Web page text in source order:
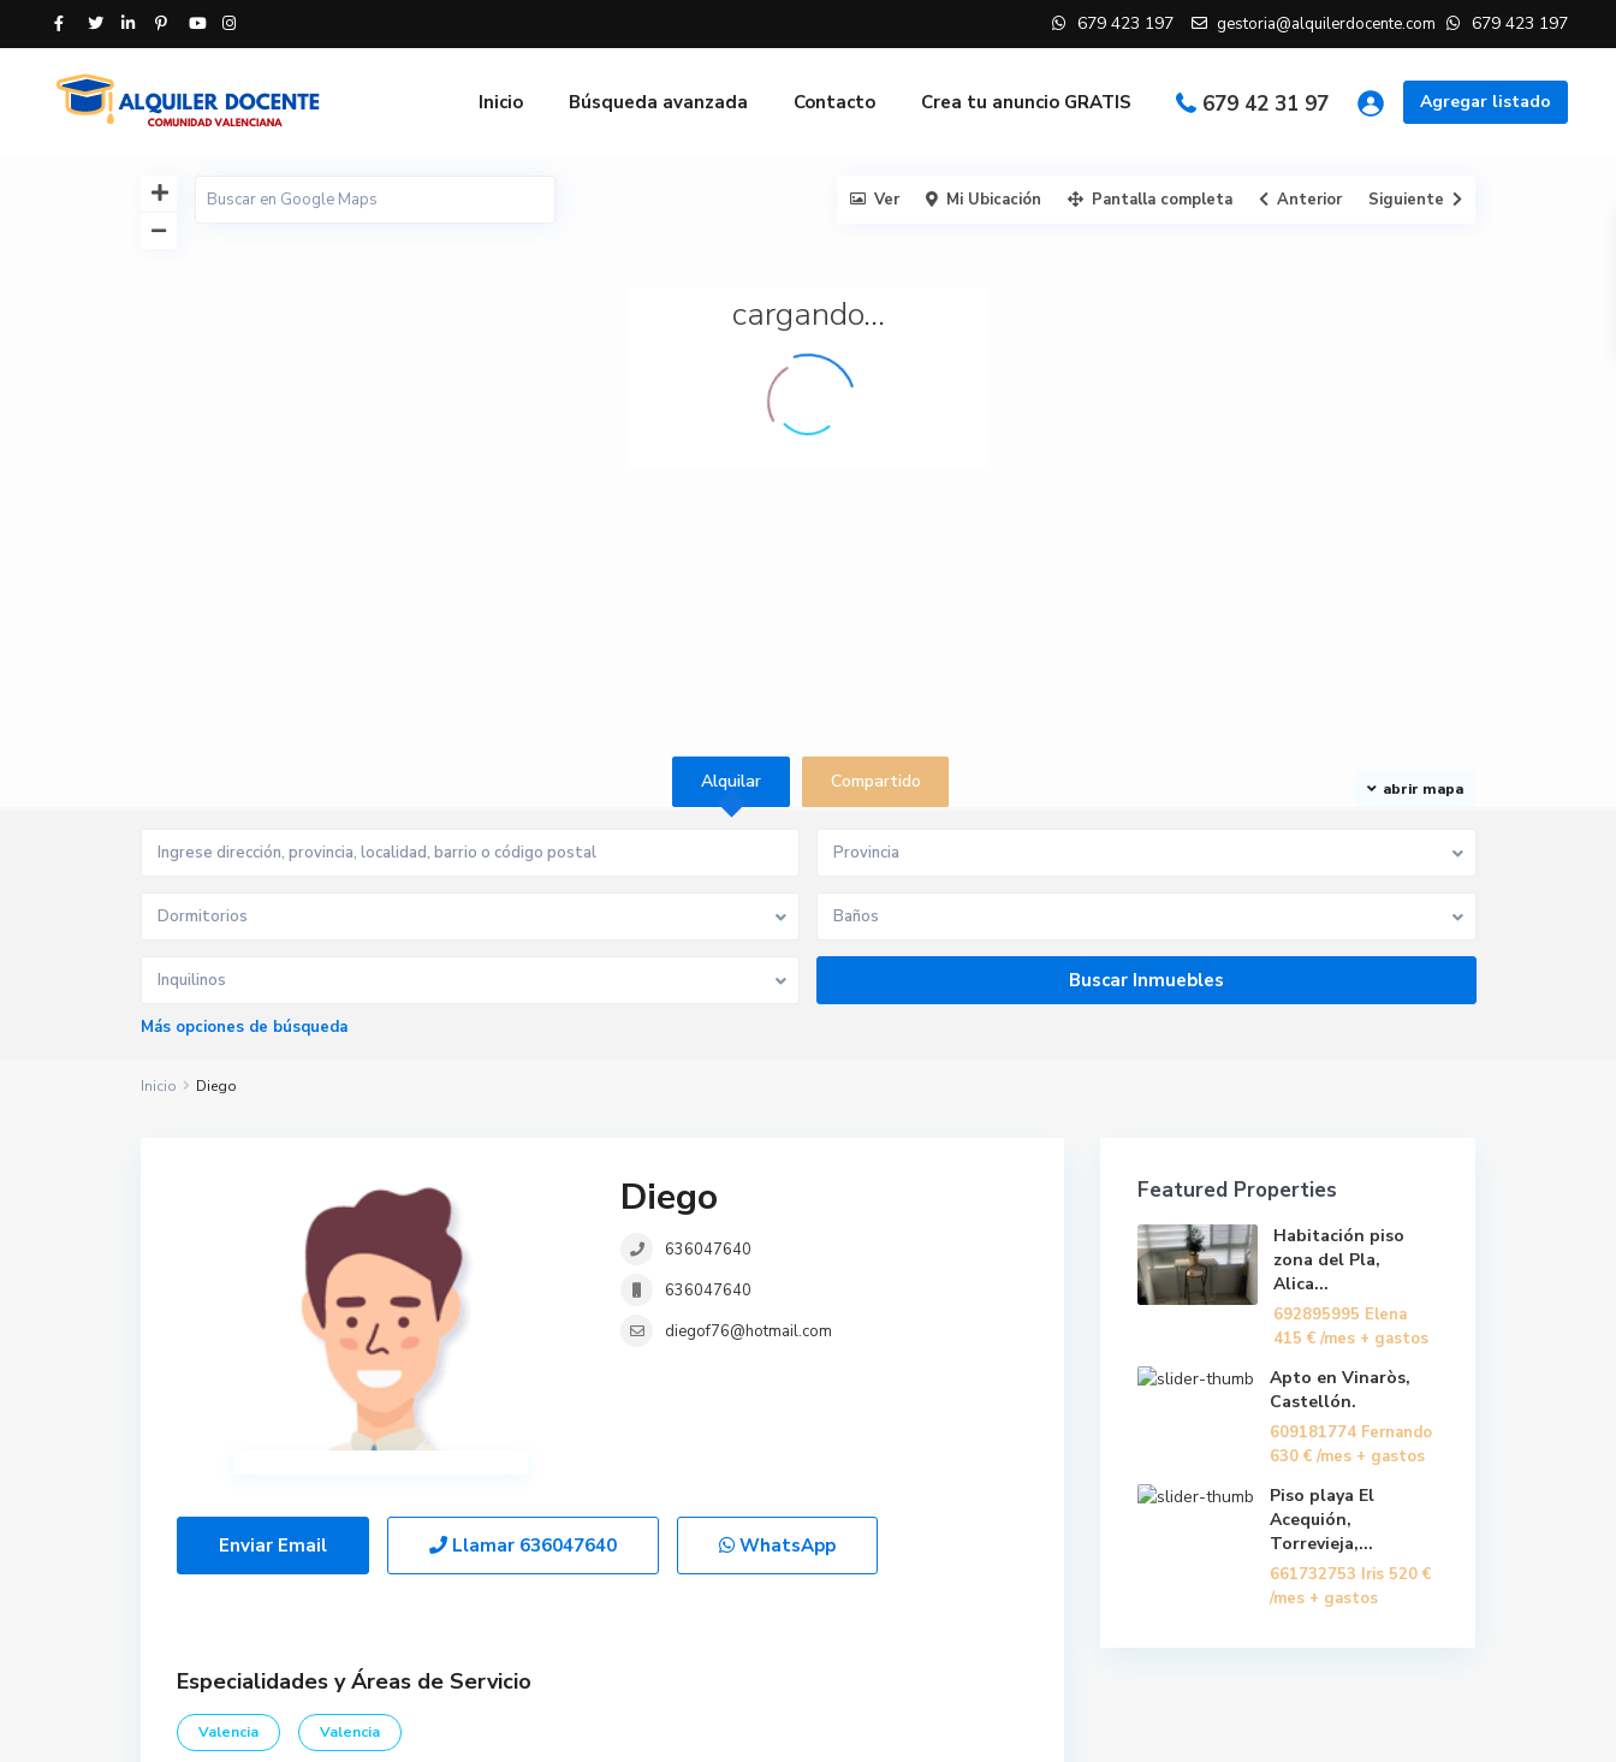
679 423 197 gestoria@alquilerdocente.com 679 423 197
Agregar listado
679 42 31 97
Inicio Búsqueda avanzada Contacto Crea tu anuncio GRATIS
cargando...
abrir mapa
Ver Mi Ubicación Pantalla completa Anterior Siguiente
Alquilar Compartido
Provincia
Dormitorios Baños
Inquilinos
Más opciones de búsqueda
Inicio Diego
Diego
636047640
636047640
diegof76@hotmail.com
Enviar Email Llamar 636047640 WhatsApp
Especialidades y Áreas de Servicio
Valencia Valencia
Featured Properties
Habitación piso
zona del Pla,
Alica...
692895995 Elena
415 € /mes + gastos
Apto en Vinaròs,
Castellón.
609181774 Fernando
630 € /mes + gastos
Piso playa El
Acequión,
Torrevieja,...
661732753 Iris 520 €
/mes + gastos